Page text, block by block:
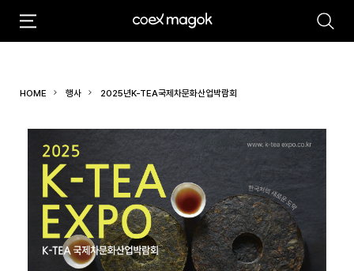
HOME 행사 2025년K-TEA국제차문화산업박람회